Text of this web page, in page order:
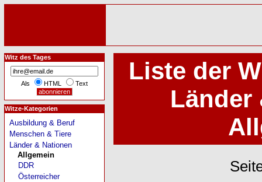
Liste der
Länder
Witz des Tages
Als HTML Text
Witze-Kategorien
Ausbildung & Beruf
Menschen & Tiere
Länder & Nationen
Allgemein
DDR
Österreicher